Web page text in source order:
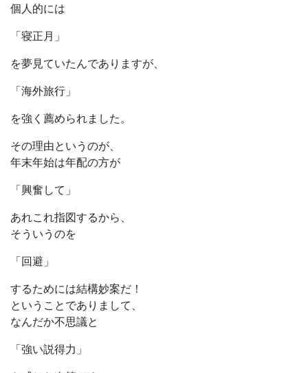
個人的には
「寝正月」
を夢見ていたんでありますが、
「海外旅行」
を強く薦められました。
その理由というのが、
年末年始は年配の方が
「興奮して」
あれこれ指図するから、
そういうのを
「回避」
するためには結構妙案だ！
ということでありまして、
なんだか不思議と
「強い説得力」